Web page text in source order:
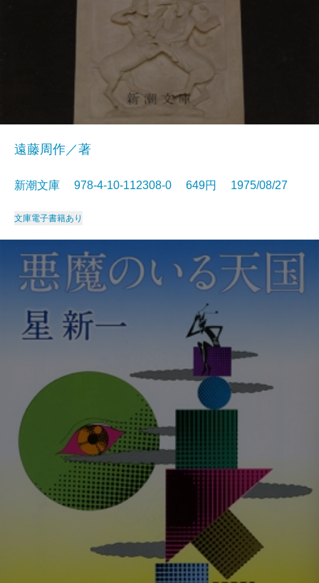
遠藤周作／著
新潮文庫 978-4-10-112308-0 649円 1975/08/27
文庫電子書籍あり